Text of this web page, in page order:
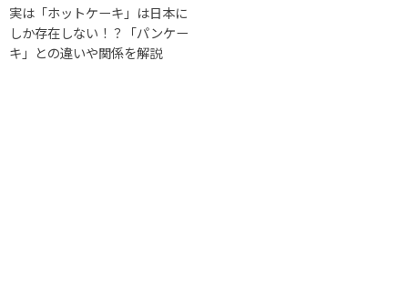
実は「ホットケーキ」は日本に
しか存在しない！？「パンケー
キ」との違いや関係を解説